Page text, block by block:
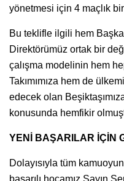
yönetmesi için 4 maçlık
Bu teklifle ilgili hem
Direktörümüz ortak bir
çalışma modelinin hem
Takımımıza hem de
edecek olan
konusunda hemfikir
YENİ BAŞARILAR İÇİN
Dolayısıyla tüm